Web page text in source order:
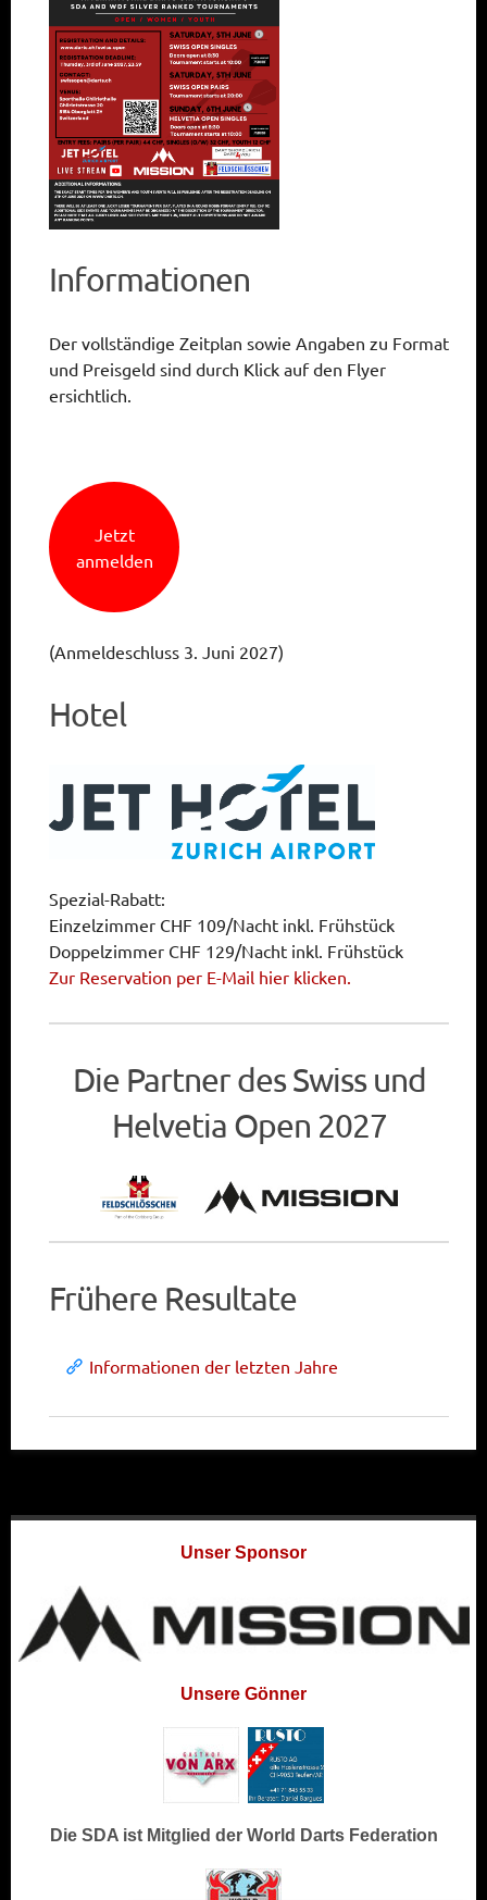
Informationen
Der vollständige Zeitplan sowie Angaben zu Format
und Preisgeld sind durch Klick auf den Flyer
ersichtlich.
Jetzt
anmelden
(Anmeldeschluss 3. Juni 2027)
Hotel
Spezial-Rabatt:
Einzelzimmer CHF 109/Nacht inkl. Frühstück
Doppelzimmer CHF 129/Nacht inkl. Frühstück
Zur Reservation per E-Mail hier klicken.
Die Partner des Swiss und
Helvetia Open 2027
Frühere Resultate
Informationen der letzten Jahre
Unser Sponsor
Unsere Gönner
Die SDA ist Mitglied der World Darts Federation